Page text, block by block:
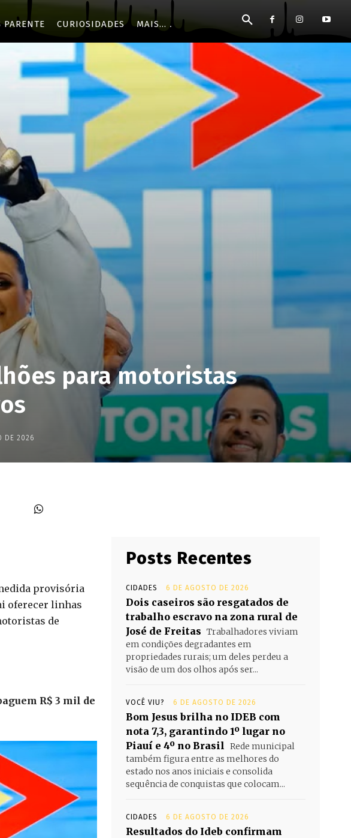
PARENTE CURIOSIDADES MAIS...
para motoristas
DE 2026
provisória
oferecer linhas
de
R$ 3 mil de
Posts Recentes
CIDADES 6 DE AGOSTO DE 2026
Dois caseiros são resgatados de
trabalho escravo na zona rural de
José de Freitas Trabalhadores viviam
em condições degradantes em
propriedades rurais; um deles perdeu a
visão de um dos olhos após ser...
VOCÊ VIU? 6 DE AGOSTO DE 2026
Bom Jesus brilha no IDEB com
nota 7,3, garantindo 1º lugar no
Piauí e 4º no Brasil Rede municipal
também figura entre as melhores do
estado nos anos iniciais e consolida
sequência de conquistas que colocam...
CIDADES 6 DE AGOSTO DE 2026
Resultados do Ideb confirmam